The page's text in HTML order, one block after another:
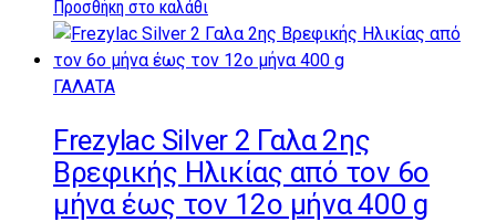
Προσθήκη στο καλάθι
ΓΑΛΑΤΑ
Frezylac Silver 2 Γαλα 2ης
Βρεφικής Ηλικίας από τον 6ο
μήνα έως τον 12ο μήνα 400 g